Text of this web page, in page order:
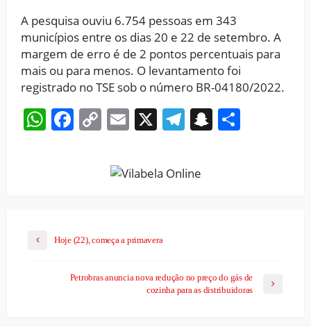
A pesquisa ouviu 6.754 pessoas em 343
municípios entre os dias 20 e 22 de setembro. A
margem de erro é de 2 pontos percentuais para
mais ou para menos. O levantamento foi
registrado no TSE sob o número BR-04180/2022.
WhatsApp
Facebook
CopyEmail
X Telegram
Snapchat
Hoje (22), começa a primavera
Petrobras anuncia nova redução no preço do gás de
cozinha para as distribuidoras